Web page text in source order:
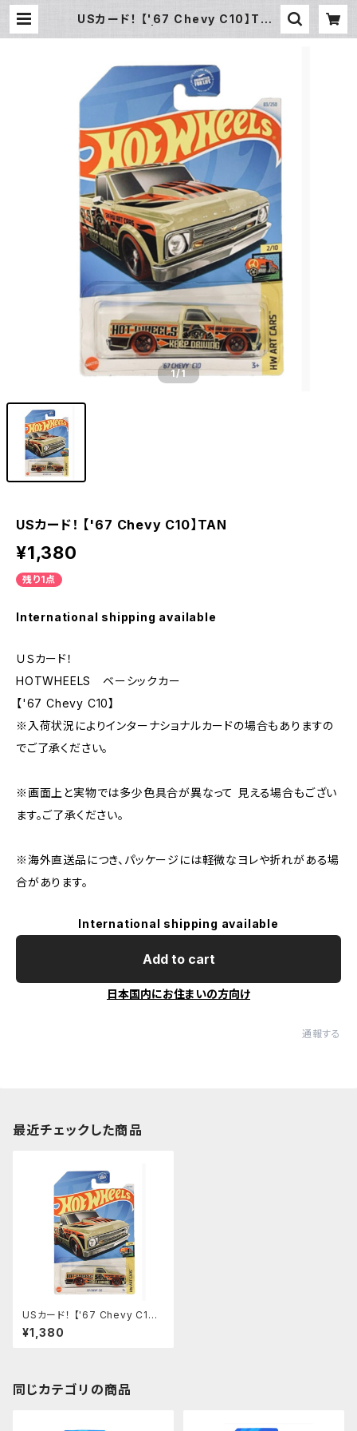
USカード！ 【'67 Chevy C10】TAN
1/1
USカード！ 【'67 Chevy C10】TAN
¥1,380
残り1点
International shipping available
ＵＳカード！
HOTWHEELS ベーシックカー
【'67 Chevy C10】
※入荷状況によりインターナショナルカードの場合もありますの
でご了承ください。
※画面上と実物では多少色具合が異なって 見える場合もござい
ます。ご了承ください。
※海外直送品につき、パッケージには軽微なヨレや折れがある場
合があります。
International shipping available
Add to cart
日本国内にお住まいの方向け
通報する
最近チェックした商品
USカード！ 【'67 Chevy C10】
TAN
¥1,380
同じカテゴリの商品